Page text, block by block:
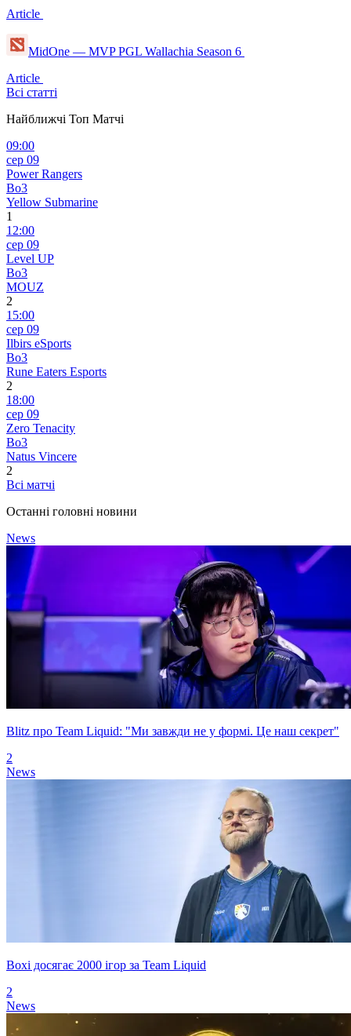
Article
MidOne — MVP PGL Wallachia Season 6
Article
Всі статті
Найближчі Топ Матчі
09:00
сер 09
Power Rangers
Bo3
Yellow Submarine
1
12:00
сер 09
Level UP
Bo3
MOUZ
2
15:00
сер 09
Ilbirs eSports
Bo3
Rune Eaters Esports
2
18:00
сер 09
Zero Tenacity
Bo3
Natus Vincere
2
Всі матчі
Останні головні новини
News
Blitz про Team Liquid: "Ми завжди не у формі. Це наш секрет"
2
News
Boxi досягає 2000 ігор за Team Liquid
2
News